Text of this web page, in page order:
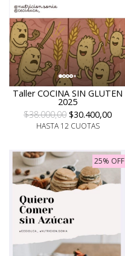
Taller COCINA SIN GLUTEN
2025
$38.000,00 $30.400,00
HASTA 12 CUOTAS
25% OFF